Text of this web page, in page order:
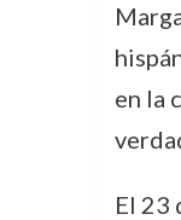
en la
El 23